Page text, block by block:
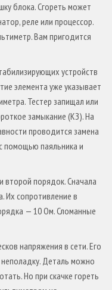
блока. Сгореть может
реле или процессор.
Вам пригодится
устройств
элемента уже указывает
Тестер запищал или
замыкание (КЗ). На
проводится замена
помощью паяльника и
второй порядок. Сначала
Их сопротивление в
— 10 Ом. Сломанные
напряжения в сети. Его
Деталь можно
Но при скачке гореть